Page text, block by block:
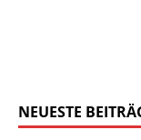
NEUESTE